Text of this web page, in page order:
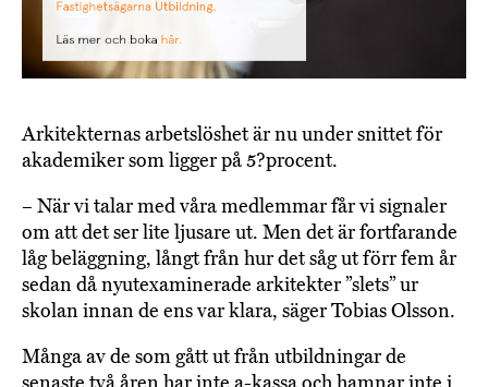
Arkitekternas arbetslöshet är nu under snittet för
akademiker som ligger på 5?procent.
– När vi talar med våra medlemmar får vi signaler
om att det ser lite ljusare ut. Men det är fortfarande
låg beläggning, långt från hur det såg ut förr fem år
sedan då nyutexaminerade arkitekter ”slets” ur
skolan innan de ens var klara, säger Tobias Olsson.
Många av de som gått ut från utbildningar de